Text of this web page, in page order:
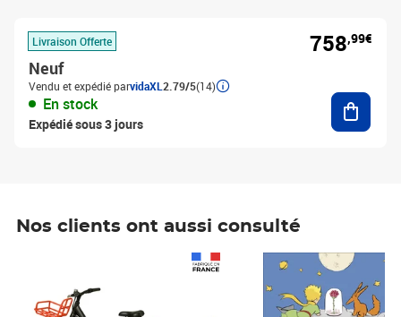
Livraison Offerte
Neuf
Vendu et expédié parvidaXL 2.79/5(14)
En stock
Expédié sous 3 jours
758,99€
Nos clients ont aussi consulté
Prix 7,50€